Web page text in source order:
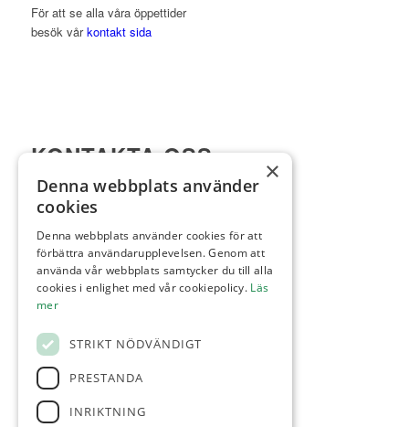
För att se alla våra öppettider
besök vårkontakt sida
KONTAKTA OSS
Viktor Setterbergs väg 5
423 38 Torslanda
Telefon:031-92 00 24
E-post:reception@torslandagk.se
KONTAKTNUMMER
Reception & Shop:
×
Denna webbplats använder
cookies
Denna webbplats använder cookies för att
förbättra användarupplevelsen. Genom att
använda vår webbplats samtycker du till alla
cookies i enlighet med vår cookiepolicy. Läs
mer
STRIKT NÖDVÄNDIGT
PRESTANDA
INRIKTNING